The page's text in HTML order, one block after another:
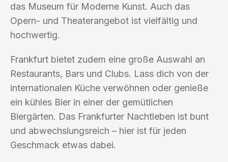
das Museum für Moderne Kunst. Auch das
Opern- und Theaterangebot ist vielfältig und
hochwertig.
Frankfurt bietet zudem eine große Auswahl an
Restaurants, Bars und Clubs. Lass dich von der
internationalen Küche verwöhnen oder genieße
ein kühles Bier in einer der gemütlichen
Biergärten. Das Frankfurter Nachtleben ist bunt
und abwechslungsreich – hier ist für jeden
Geschmack etwas dabei.